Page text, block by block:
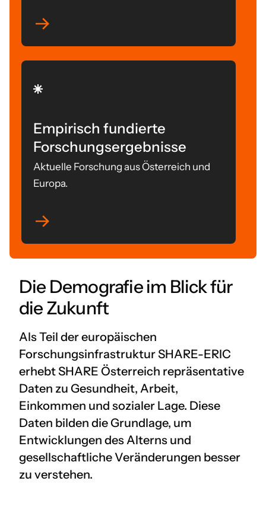
Empirisch fundierte
Forschungsergebnisse
Aktuelle Forschung aus Österreich und
Europa.
Die Demografie im Blick für
die Zukunft
Als Teil der europäischen
Forschungsinfrastruktur SHARE-ERIC
erhebt SHARE Österreich repräsentative
Daten zu Gesundheit, Arbeit,
Einkommen und sozialer Lage. Diese
Daten bilden die Grundlage, um
Entwicklungen des Alterns und
gesellschaftliche Veränderungen besser
zu verstehen.